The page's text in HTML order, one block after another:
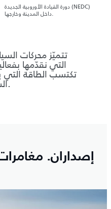
دورة القيادة الأوروبية الجديدة (NEDC)
داخل المدينة وخارجها.
تتميّز محركات
تكتسب الطاقة التي
السرعة وتخزّنها وتعيد توزيعها.
إصداران.